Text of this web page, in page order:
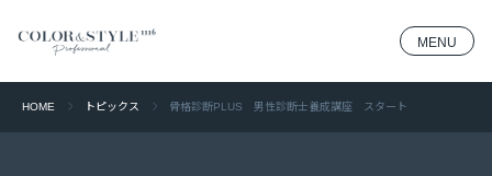
MENU
HOME トピックス 骨格診断PLUS 男性診断士養成講座 スタート